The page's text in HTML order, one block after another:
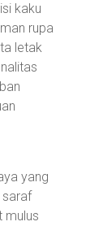
kaku
rupa
letak
yang
saraf
mulus